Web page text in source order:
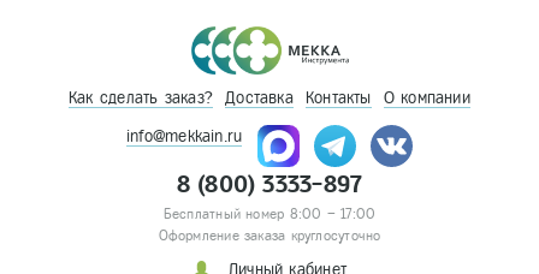
Как сделать заказ? Доставка Контакты О компании
info@mekkain.ru
8 (800) 3333-897
Бесплатный номер 8:00 – 17:00
Оформление заказа круглосуточно
Личный кабинет